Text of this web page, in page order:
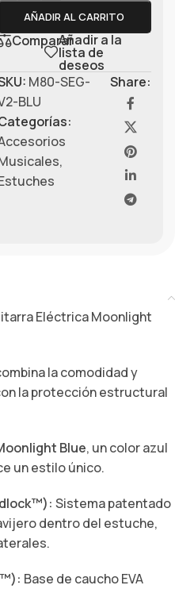
AÑADIR AL CARRITO
CompararAñadir a la
lista de
deseos
M80-SEG-
BLU
,
Share:
Eléctrica Moonlight
la comodidad y
la protección estructural
Blue, un color azul
un estilo único.
Sistema patentado
dentro del estuche,
Base de caucho EVA